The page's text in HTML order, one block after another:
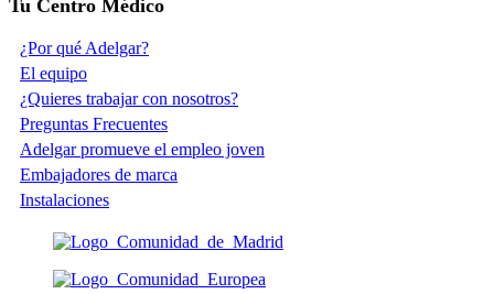
Tu Centro Médico
¿Por qué Adelgar?
El equipo
¿Quieres trabajar con nosotros?
Preguntas Frecuentes
Adelgar promueve el empleo joven
Embajadores de marca
Instalaciones